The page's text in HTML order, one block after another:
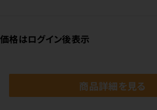
価格はログイン後表示
商品詳細を見る